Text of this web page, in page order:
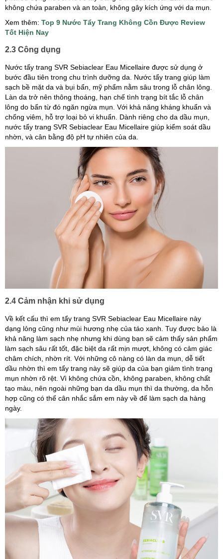
không chứa paraben và an toàn, không gây kích ứng với da mụn.
Xem thêm: Top 9 Nước Tẩy Trang Không Cồn Được Review
Tốt Hiện Nay
2.3 Công dụng
Nước tẩy trang SVR Sebiaclear Eau Micellaire được sử dụng ở
bước đầu tiên trong chu trình dưỡng da. Nước tẩy trang giúp làm
sạch bề mặt da và bụi bẩn, mỹ phẩm nằm sâu trong lỗ chân lông.
Làn da trở nên thông thoáng, hạn chế tình trạng bít tắc lỗ chân
lông do bẩn từ đó ngăn ngừa mụn. Với khả năng kháng khuẩn và
chống viêm, hỗ trợ loại bỏ vi khuẩn. Dành riêng cho da dầu mụn,
nước tẩy trang SVR Sebiaclear Eau Micellaire giúp kiểm soát dầu
nhờn, và cân bằng độ pH tự nhiên của da.
2.4 Cảm nhận khi sử dụng
Về kết cấu thì em tẩy trang SVR Sebiaclear Eau Micellaire này
dạng lỏng cũng như mùi hương nhẹ của táo xanh. Tuy được bảo là
khả năng làm sạch nhẹ nhưng khi dùng bạn sẽ cảm thấy sản phẩm
làm sạch sâu rất tốt, đặc biệt da rất mịn mượt, không có cảm giác
châm chích, nhờn rít. Với những cô nàng có làn da mụn, dễ tiết
dầu nhờn thì em tẩy trang này sẽ giúp da của bạn giảm tình trạng
mụn nhờn rõ rệt. Vì không chứa cồn, không paraben, không chất
tạo màu, nên ngoài những bạn da dầu mụn thì da thường, da hỗn
hợp cũng có thể cân nhắc sắm em này về để làm sạch da hàng
ngày.